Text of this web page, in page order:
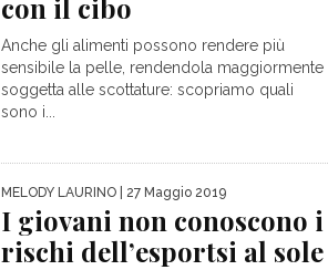
con il cibo
Anche gli alimenti possono rendere più
sensibile la pelle, rendendola maggiormente
soggetta alle scottature: scopriamo quali
sono i...
MELODY LAURINO | 27 Maggio 2019
I giovani non conoscono i
rischi dell’esportsi al sole